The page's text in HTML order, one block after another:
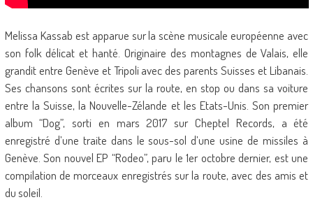
Melissa Kassab est apparue sur la scène musicale européenne avec
son folk délicat et hanté. Originaire des montagnes de Valais, elle
grandit entre Genève et Tripoli avec des parents Suisses et Libanais.
Ses chansons sont écrites sur la route, en stop ou dans sa voiture
entre la Suisse, la Nouvelle-Zélande et les Etats-Unis. Son premier
album “Dog”, sorti en mars 2017 sur Cheptel Records, a été
enregistré d’une traite dans le sous-sol d’une usine de missiles à
Genève. Son nouvel EP “Rodeo”, paru le 1er octobre dernier, est une
compilation de morceaux enregistrés sur la route, avec des amis et
du soleil.